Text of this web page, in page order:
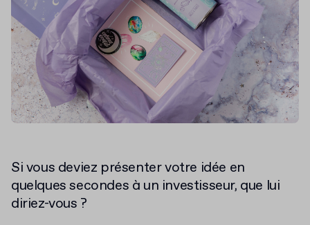
Si vous deviez présenter votre idée en
quelques secondes à un investisseur, que lui
diriez-vous ?